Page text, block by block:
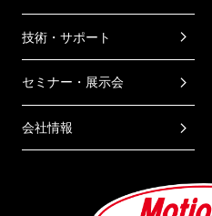
技術・サポート
セミナー・展示会
会社情報